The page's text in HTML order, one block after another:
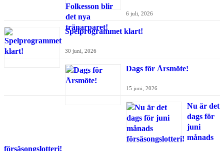
6 juli, 2026
Spelprogrammet klart!
30 juni, 2026
Dags för Årsmöte!
15 juni, 2026
Nu är det
dags för
juni
månads
försäsongslotteri!